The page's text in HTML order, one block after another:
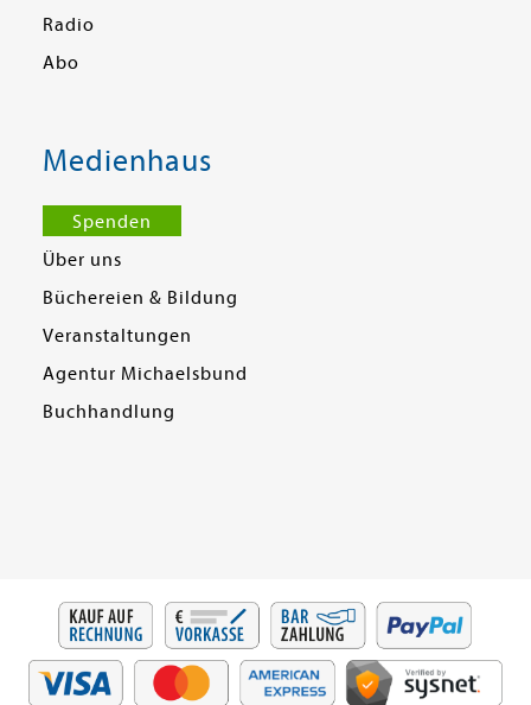
Radio
Abo
Medienhaus
Spenden
Über uns
Büchereien & Bildung
Veranstaltungen
Agentur Michaelsbund
Buchhandlung